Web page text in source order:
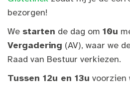
bezorgen!
We starten de dag om 10u
Vergadering (AV), waar we
Raad van Bestuur verkiezen.
Tussen 12u en 13u voorzien